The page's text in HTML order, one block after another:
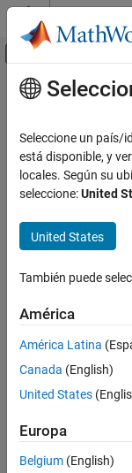
Saltar al contenido
Mostrar/
Inicio de Documentación
Contenido
Seleccione un país/
está disponible, y
locales. Según su
seleccione:United
United States
También puede
América
América Latina
Canada (English)
United States
Europa
Belgium (English)
Centro de